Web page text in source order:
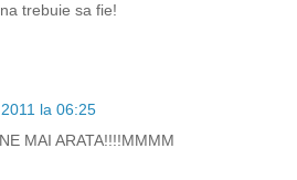
trebuie sa fie!
la 06:25
MAI ARATA!!!!MMMM